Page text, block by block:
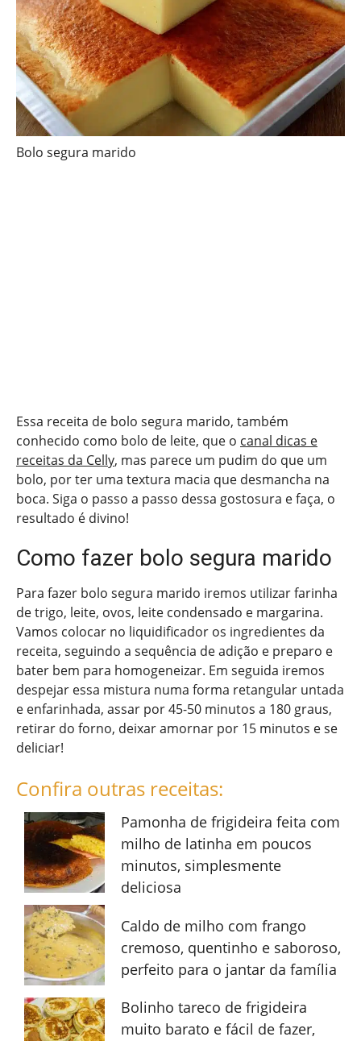
Bolo segura marido
Essa receita de bolo segura marido, também
conhecido como bolo de leite, que o canal dicas e
receitas da Celly, mas parece um pudim do que um
bolo, por ter uma textura macia que desmancha na
boca. Siga o passo a passo dessa gostosura e faça, o
resultado é divino!
Como fazer bolo segura marido
Para fazer bolo segura marido iremos utilizar farinha
de trigo, leite, ovos, leite condensado e margarina.
Vamos colocar no liquidificador os ingredientes da
receita, seguindo a sequência de adição e preparo e
bater bem para homogeneizar. Em seguida iremos
despejar essa mistura numa forma retangular untada
e enfarinhada, assar por 45-50 minutos a 180 graus,
retirar do forno, deixar amornar por 15 minutos e se
deliciar!
Confira outras receitas:
Pamonha de frigideira feita com
milho de latinha em poucos
minutos, simplesmente
deliciosa
Caldo de milho com frango
cremoso, quentinho e saboroso,
perfeito para o jantar da família
Bolinho tareco de frigideira
muito barato e fácil de fazer,